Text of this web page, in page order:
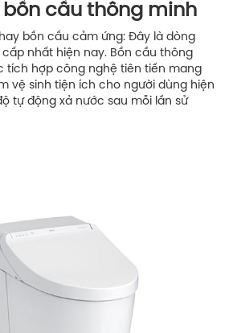
bồn cầu thông minh
bồn cầu cảm ứng: Đây là dòng
nhất hiện nay. Bồn cầu thông
tích hợp công nghệ tiên tiến mang
vệ sinh tiện ích cho người dùng hiện
tự động xả nước sau mỗi lần sử